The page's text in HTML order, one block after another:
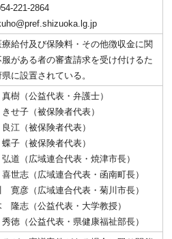
221-2864
給付及び保険料・その他徴収金に関
がある者の審査請求を受け付けるた
に設置されている。
（公益代表・弁護士）
子（被保険者代表）
（被保険者代表）
（被保険者代表）
（広域連合代表・焼津市長）
志（広域連合代表・函南町長）
彦（広域連合代表・菊川市長）
志（公益代表・大学教授）
（公益代表・県健康福祉部長）